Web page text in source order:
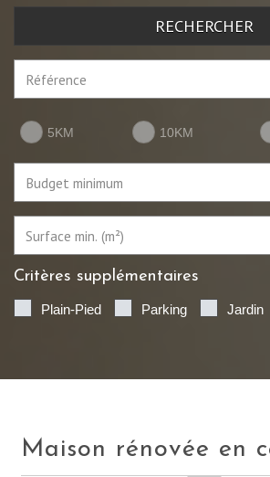
RECHERCHER
5KM 10KM
Critères supplémentaires
Plain-Pied Parking Jardin
maison rénovée en